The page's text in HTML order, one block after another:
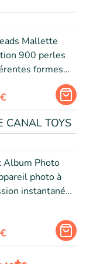
Mallette
900 perles
formes
perles qui
de l'eau,
CANAL TOYS
Album Photo
photo à
instantanée